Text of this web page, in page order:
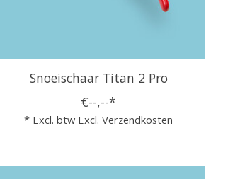
Snoeischaar Titan 2 Pro
€--,--*
* Excl. btw Excl.Verzendkosten